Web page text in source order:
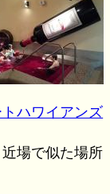
ハワイアンズ
場で似た場所